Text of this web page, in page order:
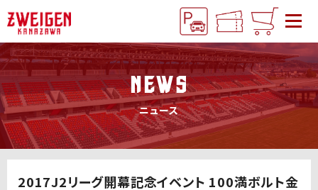
NEWS
ニュース
2017J2リーグ開幕記念イベント 100満ボルト金